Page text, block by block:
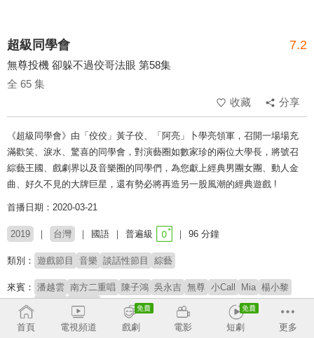
超級同學會 7.2
無尊投機 卻躲不過佼哥法眼 第58集
全 65 集
收藏
分享
《超級同學會》由「佼佼」黃子佼、「阿亮」卜學亮領軍，召開一場場充
滿歡笑、淚水、驚喜的同學會，對演藝圈如數家珍的兩位大學長，將號召
綜藝王國、戲劇界以及音樂圈的同學們，為您獻上經典男團女團、動人金
曲、好久不見的大牌巨星，還有勢必將再造另一股風潮的經典遊戲 !
首播日期：2020-03-21
2019 台灣 國語 普遍級 96 分鐘
類別： 遊戲節目 音樂 談話性節目 綜藝
來賓： 潘越雲 南方二重唱 陳子鴻 吳永吉 無尊 小Call Mia 楊小黎
馬力歐
主持： 黃子佼 卜學亮 Albee
首頁 電視頻道 戲劇 電影 短劇 更多